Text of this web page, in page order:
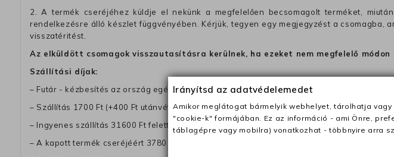
2. A termék cseréjéhez küldje el nekünk a megfelelően becsomagolt terméket,
rendelkezésre álló készlet függvényében. Kérjük, tegyen egy megjegyzést a
visszatéritést.
Az elküldött csomagok visszautasításra kerülnek, ha ezeket nem megfelelő módon
Szállítási díjak:
– Futár - kézbesítés az ország egész területén, 2-3 munkanapon belül a megrendelés e-
– Szállítás 1700 Ft (+400 Ft utánvéttel)
– Ingyenes szállítás 31600 Ft feletti megrendeléseknél (+400 Ft utánvétte)
– A kapott termék cseréjéért 3780 Ft szállítási díjat számolunk fel (oda -vissza út)
Irányítsd az adatvédelemedet
Amikor meglátogat bármelyik webhelyet, tárolhatja
"cookie-k" formájában. Ez az információ - ami Önre,
táblagépre vagy mobilra) vonatkozhat - többnyire arra